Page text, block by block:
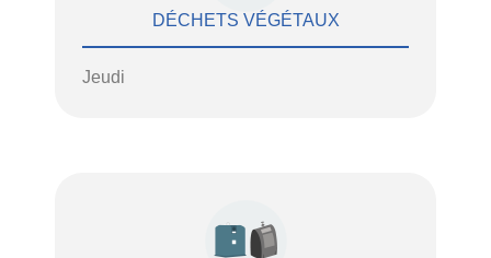
DÉCHETS VÉGÉTAUX
Jeudi